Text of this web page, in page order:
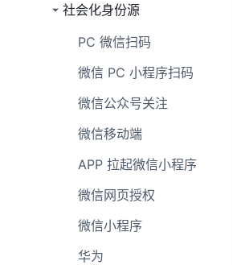
社会化身份源
PC 微信扫码
微信 PC 小程序扫码
微信公众号关注
微信移动端
APP 拉起微信小程序
微信网页授权
微信小程序
华为